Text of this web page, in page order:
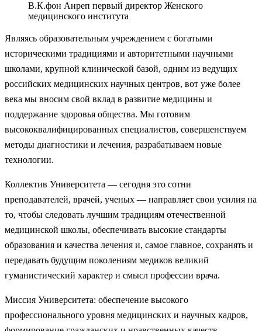
В.К.фон Анреп первый директор Женского
медицинского института
Являясь образовательным учреждением с богатыми
историческими традициями и авторитетными научными
школами, крупной клинической базой, одним из ведущих
российских медицинских научных центров, вот уже более
века мы вносим свой вклад в развитие медицины и
поддержание здоровья общества. Мы готовим
высококвалифицированных специалистов, совершенствуем
методы диагностики и лечения, разрабатываем новые
технологии.
Коллектив Университета — сегодня это сотни
преподавателей, врачей, ученых — направляет свои усилия на
то, чтобы следовать лучшим традициям отечественной
медицинской школы, обеспечивать высокие стандарты
образования и качества лечения и, самое главное, сохранять и
передавать будущим поколениям медиков великий
гуманистический характер и смысл профессии врача.
Миссия Университета: обеспечение высокого
профессионального уровня медицинских и научных кадров,